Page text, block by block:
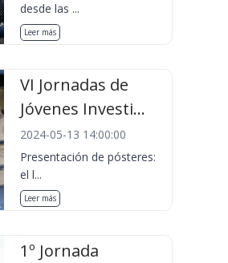
desde las ...
Leer más
VI Jornadas de
Jóvenes Investi...
2024-05-13 14:00:00
Presentación de pósteres:
el l...
Leer más
1º Jornada